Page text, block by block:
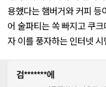
용했다는 햄버거와 커피 등
어 술파티는 쏙 빠지고 쿠
자 이를 풍자하는 인터넷